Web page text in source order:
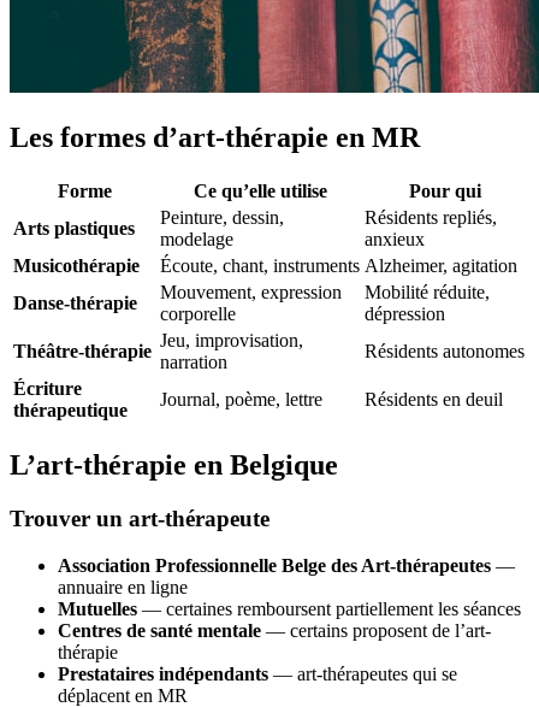
Les formes d’art-thérapie en MR
Forme Ce qu’elle utilise
Pour qui
Arts plastiques
Peinture, dessin,
modelage
Résidents repliés,
anxieux
Musicothérapie
Écoute, chant, instruments Alzheimer, agitation
Danse-thérapie
Mouvement, expression
corporelle
Mobilité réduite,
dépression
Théâtre-thérapie
Jeu, improvisation,
narration
Résidents autonomes
Écriture
thérapeutique
Journal, poème, lettre Résidents en deuil
L’art-thérapie en Belgique
Trouver un art-thérapeute
Association Professionnelle Belge des Art-thérapeutes —
annuaire en ligne
Mutuelles — certaines remboursent partiellement les séances
Centres de santé mentale — certains proposent de l’art-
thérapie
Prestataires indépendants — art-thérapeutes qui se
déplacent en MR